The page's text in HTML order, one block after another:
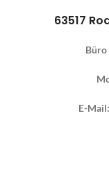
63517
Büro
E-Mail: